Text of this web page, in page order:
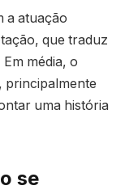
a atuação
que traduz
média, o
principalmente
uma história
se